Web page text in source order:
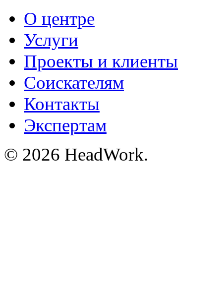
О центре
Услуги
Проекты и клиенты
Соискателям
Контакты
Экспертам
© 2026 HeadWork.